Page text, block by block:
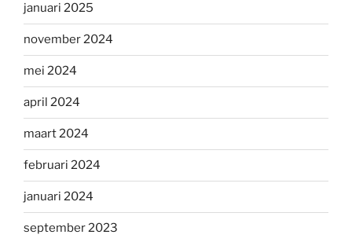
januari 2025
november 2024
mei 2024
april 2024
maart 2024
februari 2024
januari 2024
september 2023